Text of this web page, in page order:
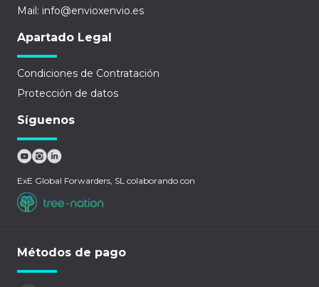
Mail: info@envioxenvio.es
Apartado Legal
Condiciones de Contratación
Protección de datos
Síguenos
ExE Global Forwarders, SL colaborando con
Métodos de pago